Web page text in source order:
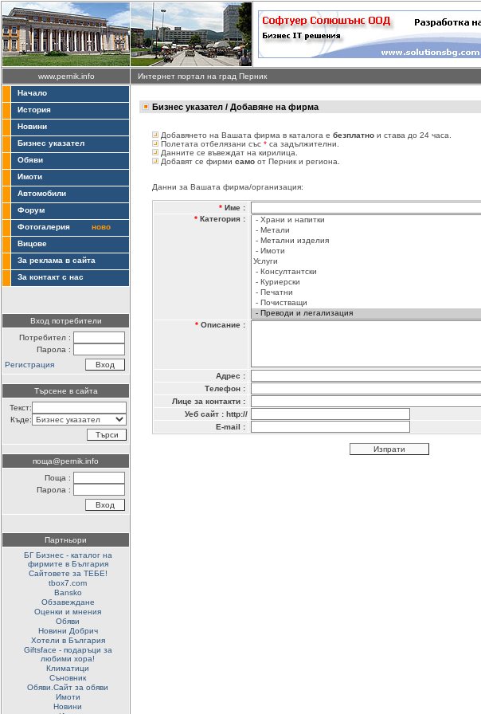
www.pernik.info Интернет портал на град Перник
Начало
История
Новини
Бизнес указател
Обяви
Имоти
Автомобили
Форум
Фотогалерия
ново
Вицове
За реклама в сайта
За контакт с нас
Вход потребители
Потребител :
Парола :
Регистрация
Търсене в сайта
Текст:
Къде:
поща@pernik.info
Поща :
Парола :
Партньори
БГ Бизнес - каталог на
фирмите в България
Сайтовете за ТЕБЕ!
tbox7.com
Bansko
Обзавеждане
Оценки и мнения
Обяви
Новини Добрич
Хотели в България
Giftsface - подаръци за
любими хора!
Климатици
Съновник
Обяви.Сайт за обяви
Имоти
Новини
Бизнес указател / Добавяне на фирма
Добавянето на Вашата фирма в каталога е безплатно и става до 24 часа.
Полетата отбелязани със * са задължителни.
Данните се въвеждат на кирилица.
Добавят се фирми само от Перник и региона.
Данни за Вашата фирма/организация:
* Име :
* Категория :
* Описание :
Адрес :
Телефон :
Лице за контакти :
Уеб сайт : http://
E-mail :